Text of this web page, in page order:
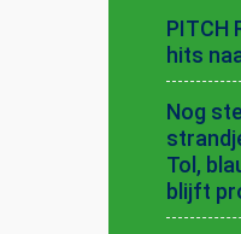
PITCH
hits
Nog
Tol,
blijft